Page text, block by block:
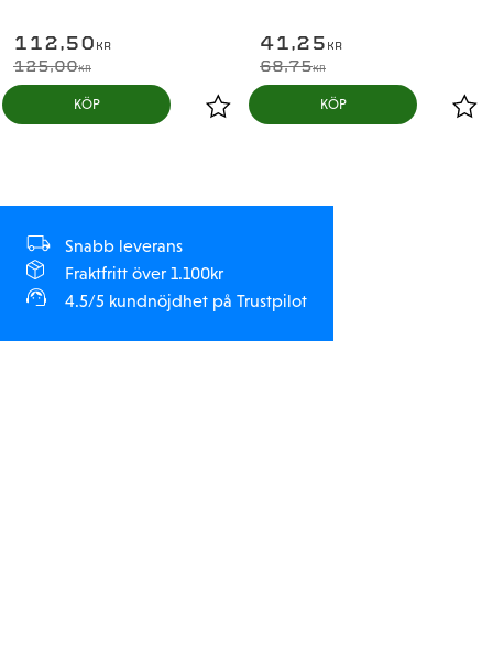
112,50 KR
125,00KR
KÖP
41,25 KR
68,75KR
KÖP
Snabb leverans
Fraktfritt över 1.100kr
4.5/5 kundnöjdhet på Trustpilot